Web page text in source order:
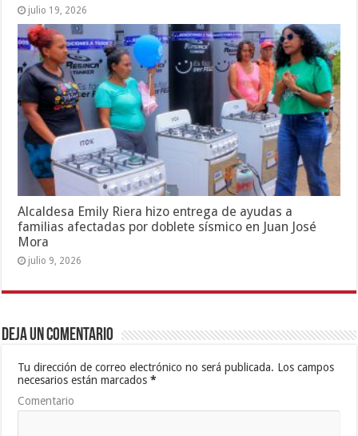
julio 19, 2026
Alcaldesa Emily Riera hizo entrega de ayudas a
familias afectadas por doblete sísmico en Juan José
Mora
julio 9, 2026
Deja un comentario
Tu dirección de correo electrónico no será publicada. Los campos
necesarios están marcados*
Comentario